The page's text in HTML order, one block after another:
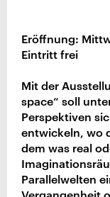
Eröffnung:
Eintritt frei
Mit der
space“ soll
Perspektiven
entwickeln, wo
dem was real
Parallelwelten